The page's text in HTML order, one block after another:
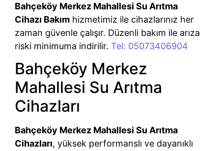
Bahçeköy Merkez Mahallesi Su Arıtma
Cihazı Bakım hizmetimiz ile cihazlarınız her
zaman güvenle çalışır. Düzenli bakım ile arıza
riski minimuma indirilir. Tel: 05073406904
Bahçeköy Merkez
Mahallesi Su Arıtma
Cihazları
Bahçeköy Merkez Mahallesi Su Arıtma
Cihazları, yüksek performanslı ve dayanıklı